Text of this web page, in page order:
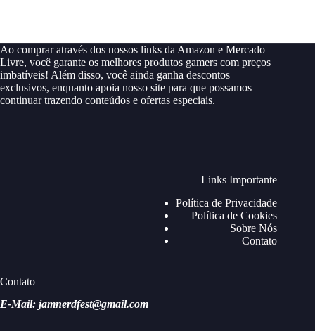
Ao comprar através dos nossos links da Amazon e Mercado
Livre, você garante os melhores produtos gamers com preços
imbatíveis! Além disso, você ainda ganha descontos
exclusivos, enquanto apoia nosso site para que possamos
continuar trazendo conteúdos e ofertas especiais.
Links Importante
Política de Privacidade
Política de Cookies
Sobre Nós
Contato
Contato
E-Mail: jamnerdfest@gmail.com